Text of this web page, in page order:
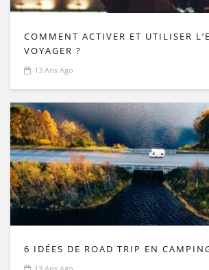
COMMENT ACTIVER ET UTILISER
VOYAGER ?
13 Ans Ago
6 IDÉES DE ROAD TRIP EN